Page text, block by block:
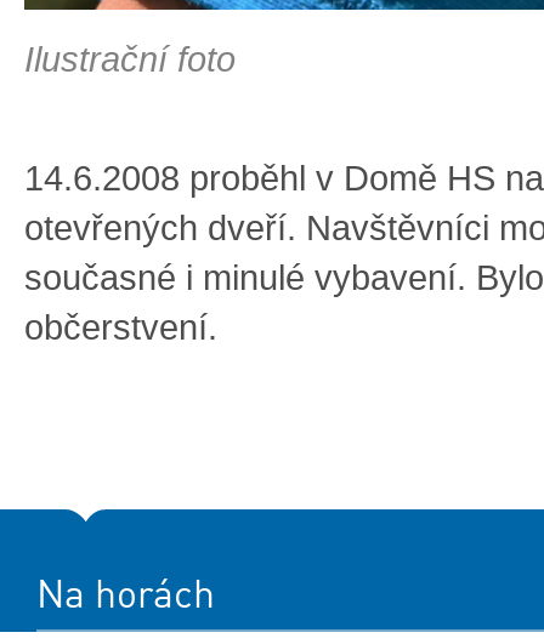
Ilustrační foto
14.6.2008 proběhl v Domě HS
otevřených dveří. Navštěvníci
současné i minulé vybavení.
občerstvení.
Na horách